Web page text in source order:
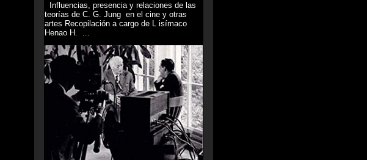
Influencias, presencia y relaciones de las
teorías de C. G. Jung en el cine y otras
artes Recopilación a cargo de L isímaco
Henao H. ...